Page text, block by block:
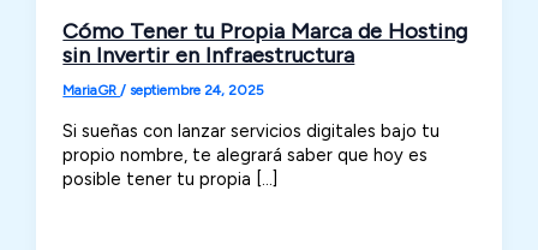
Cómo Tener tu Propia Marca de Hosting
sin Invertir en Infraestructura
MariaGR/septiembre 24, 2025
Si sueñas con lanzar servicios digitales bajo tu
propio nombre, te alegrará saber que hoy es
posible tener tu propia […]